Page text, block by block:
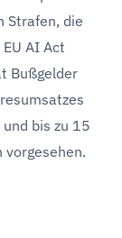
Strafen, die
AI Act
Bußgelder
bis zu 15